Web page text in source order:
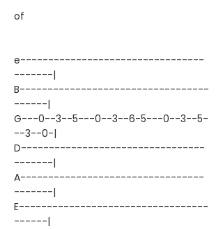
of
e---------------------------------
-------|
B----------------------------------
------|
G---0--3--5---0--3--6-5---0--3--5-
--3--0-|
D---------------------------------
-------|
A---------------------------------
-------|
E----------------------------------
------|